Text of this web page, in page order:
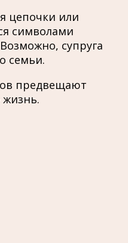
цепочки или
символами
супруга
семьи.
предвещают